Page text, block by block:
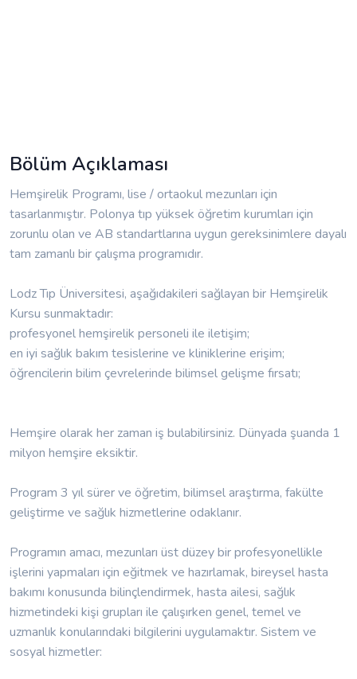
Bölüm Açıklaması
Hemşirelik Programı, lise / ortaokul mezunları için
tasarlanmıştır. Polonya tıp yüksek öğretim kurumları için
zorunlu olan ve AB standartlarına uygun gereksinimlere dayalı
tam zamanlı bir çalışma programıdır.
Lodz Tıp Üniversitesi, aşağıdakileri sağlayan bir Hemşirelik
Kursu sunmaktadır:
profesyonel hemşirelik personeli ile iletişim;
en iyi sağlık bakım tesislerine ve kliniklerine erişim;
öğrencilerin bilim çevrelerinde bilimsel gelişme fırsatı;
Hemşire olarak her zaman iş bulabilirsiniz. Dünyada şuanda 1
milyon hemşire eksiktir.
Program 3 yıl sürer ve öğretim, bilimsel araştırma, fakülte
geliştirme ve sağlık hizmetlerine odaklanır.
Programın amacı, mezunları üst düzey bir profesyonellikle
işlerini yapmaları için eğitmek ve hazırlamak, bireysel hasta
bakımı konusunda bilinçlendirmek, hasta ailesi, sağlık
hizmetindeki kişi grupları ile çalışırken genel, temel ve
uzmanlık konularındaki bilgilerini uygulamaktır. Sistem ve
sosyal hizmetler: